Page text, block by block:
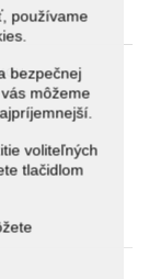
používame
bezpečnej
môžeme
voliteľných
tlačidlom